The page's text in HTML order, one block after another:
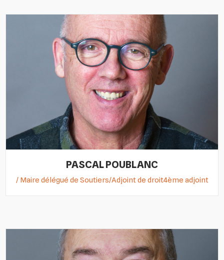
PASCAL POUBLANC
/ Maire délégué de Soutiers/Adjoint de droit4ème adjoint